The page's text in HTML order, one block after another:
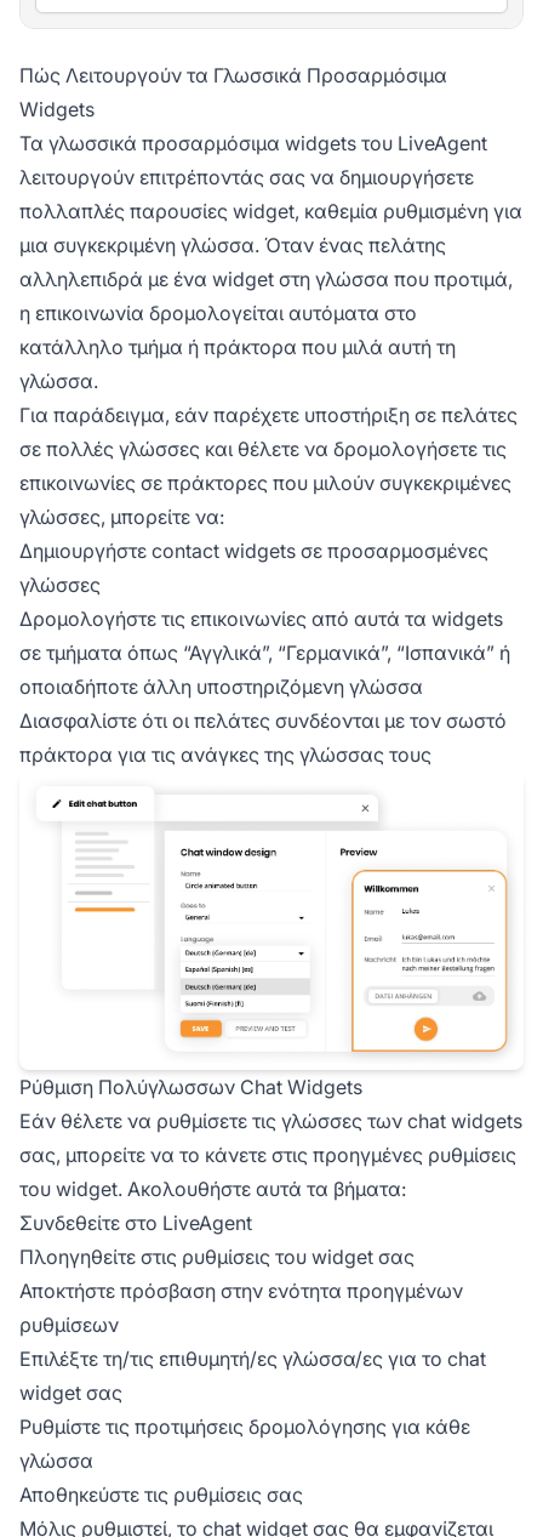
Πώς Λειτουργούν τα Γλωσσικά Προσαρμόσιμα
Widgets
Τα γλωσσικά προσαρμόσιμα widgets του LiveAgent
λειτουργούν επιτρέποντάς σας να δημιουργήσετε
πολλαπλές παρουσίες widget, καθεμία ρυθμισμένη για
μια συγκεκριμένη γλώσσα. Όταν ένας πελάτης
αλληλεπιδρά με ένα widget στη γλώσσα που προτιμά,
η επικοινωνία δρομολογείται αυτόματα στο
κατάλληλο τμήμα ή πράκτορα που μιλά αυτή τη
γλώσσα.
Για παράδειγμα, εάν παρέχετε υποστήριξη σε πελάτες
σε πολλές γλώσσες και θέλετε να δρομολογήσετε τις
επικοινωνίες σε πράκτορες που μιλούν συγκεκριμένες
γλώσσες, μπορείτε να:
Δημιουργήστε contact widgets σε προσαρμοσμένες
γλώσσες
Δρομολογήστε τις επικοινωνίες από αυτά τα widgets
σε τμήματα όπως “Αγγλικά”, “Γερμανικά”, “Ισπανικά” ή
οποιαδήποτε άλλη υποστηριζόμενη γλώσσα
Διασφαλίστε ότι οι πελάτες συνδέονται με τον σωστό
πράκτορα για τις ανάγκες της γλώσσας τους
Ρύθμιση Πολύγλωσσων Chat Widgets
Εάν θέλετε να ρυθμίσετε τις γλώσσες των chat widgets
σας, μπορείτε να το κάνετε στις προηγμένες ρυθμίσεις
του widget. Ακολουθήστε αυτά τα βήματα:
Συνδεθείτε στο LiveAgent
Πλοηγηθείτε στις ρυθμίσεις του widget σας
Αποκτήστε πρόσβαση στην ενότητα προηγμένων
ρυθμίσεων
Επιλέξτε τη/τις επιθυμητή/ες γλώσσα/ες για το chat
widget σας
Ρυθμίστε τις προτιμήσεις δρομολόγησης για κάθε
γλώσσα
Αποθηκεύστε τις ρυθμίσεις σας
Μόλις ρυθμιστεί, το chat widget σας θα εμφανίζεται